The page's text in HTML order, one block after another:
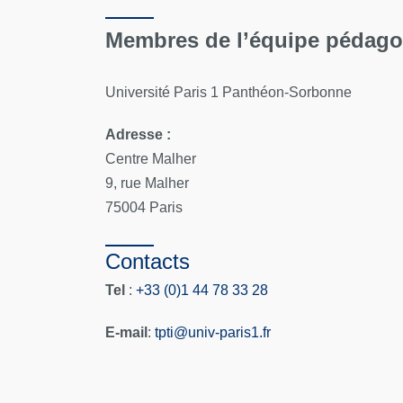
Membres de l’équipe
Université Paris 1 Panthéon-Sorbonne
Adresse :
Centre Malher
9, rue Malher
75004 Paris
Contacts
Tel : +33 (0)1 44 78 33 28
E-mail : tpti@univ-paris1.fr